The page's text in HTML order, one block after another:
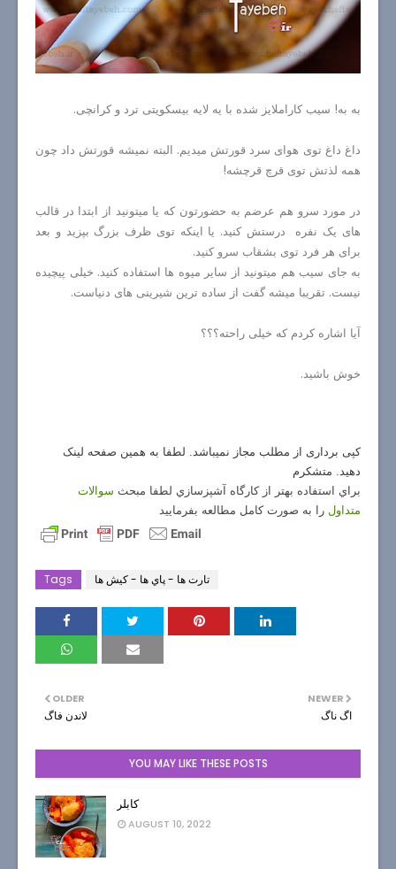
به به! سیب کاراملایز شده با یه لایه بیسکویتی ترد و کرانچی.
داغ داغ توی هوای سرد قورتش میدیم. البته نمیشه قورتش داد چون
همه لذتش توی قرچ قرچشه!
در مورد سرو هم عرضم به حضورتون که یا میتونید از ابتدا در قالب
های یک نفره درستش کنید. یا اینکه توی ظرف بزرگ بپزید و بعد
برای هر فرد توی بشقاب سرو کنید.
به جای سیب هم میتونید از سایر میوه ها استفاده کنید. خیلی پیچیده
نیست. تقریبا میشه گفت از ساده ترین شیرینی های دنیاست.
آیا اشاره کردم که خیلی راحته؟؟؟
خوش باشید.
کپی برداری از مطلب مجاز نمیباشد. لطفا به همین صفحه لینک
دهید. متشکرم
براي استفاده بهتر از كارگاه آشپزسازي لطفا مبحث سوالات
متداول را به صورت كامل مطالعه بفرماييد
Tags تارت ها - پاي ها - كيش ها
NEWER
اگ ناگ
OLDER
لاندن فاگ
YOU MAY LIKE THESE POSTS
کابلر
AUGUST 10, 2022